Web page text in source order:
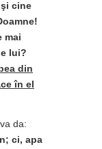
cine
mai
lui?
din
în el
da:
ci, apa